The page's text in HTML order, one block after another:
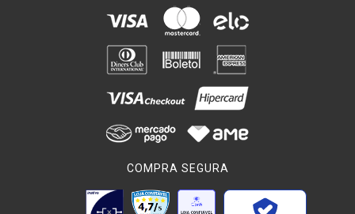
COMPRA SEGURA